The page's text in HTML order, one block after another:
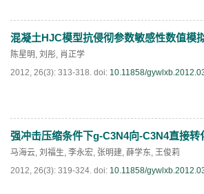
PDF(681)
混凝土HJC模型抗侵彻参数敏感性数值模
陈星明, 刘彤, 肖正学
2012, 26(3): 313-318. doi: 10.11858/
PDF(600 )
强冲击压缩条件下g-C3N4向-C3N4直接转
马海云, 刘福生, 李永宏, 张明建, 薛学东, 王俊莉
2012, 26(3): 319-324. doi: 10.11858/